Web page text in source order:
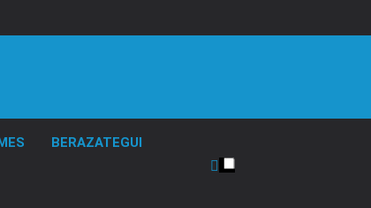
BERAZATEGUI